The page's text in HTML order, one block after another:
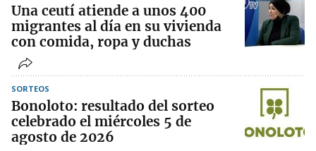
Una ceutí atiende a unos 400
migrantes al día en su vivienda
con comida, ropa y duchas
SORTEOS
Bonoloto: resultado del sorteo
celebrado el miércoles 5 de
agosto de 2026